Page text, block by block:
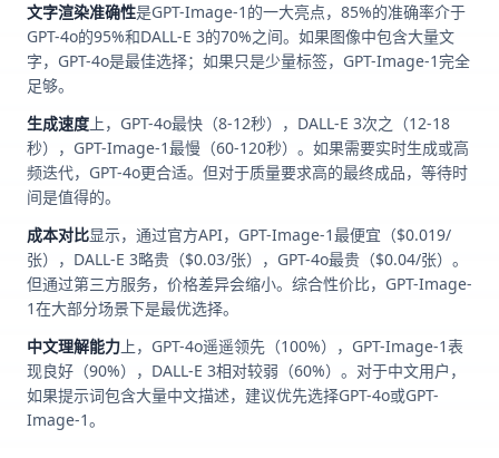
文字渲染准确性是GPT-Image-1的一大亮点，85%的准确率介于
GPT-4o的95%和DALL-E 3的70%之间。如果图像中包含大量文
字，GPT-4o是最佳选择；如果只是少量标签，GPT-Image-1完全
足够。
生成速度 上，GPT-4o最快（8-12秒），DALL-E 3次之（12-18
秒），GPT-Image-1最慢（60-120秒）。如果需要实时生成或高
频迭代，GPT-4o更合适。但对于质量要求高的最终成品，等待时
间是值得的。
成本对比显示，通过官方API，GPT-Image-1最便宜（$0.019/
张），DALL-E 3略贵（$0.03/张），GPT-4o最贵（$0.04/张）。
但通过第三方服务，价格差异会缩小。综合性价比，GPT-Image-
1在大部分场景下是最优选择。
中文理解能力 上，GPT-4o遥遥领先（100%），GPT-Image-1表
现良好（90%），DALL-E 3相对较弱（60%）。对于中文用户，
如果提示词包含大量中文描述，建议优先选择GPT-4o或GPT-
Image-1。